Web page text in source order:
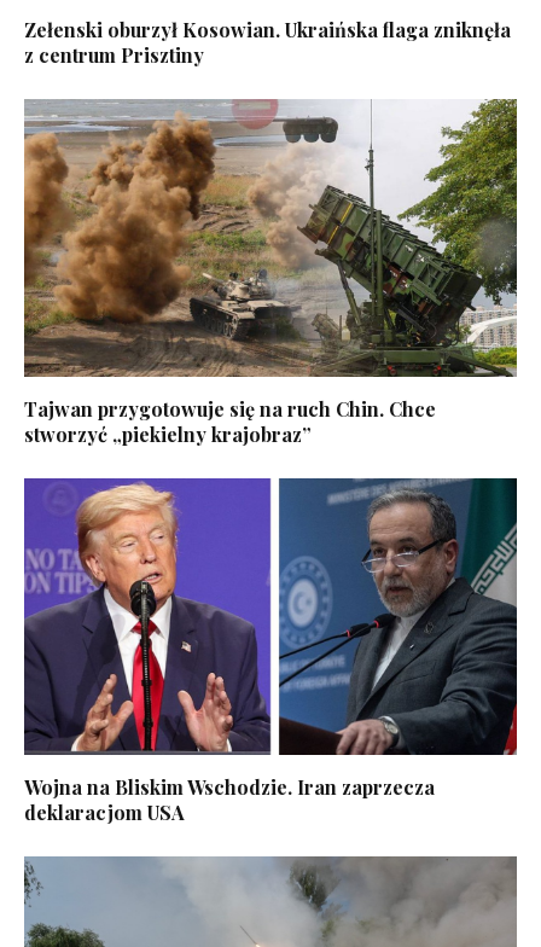
Zełenski oburzył Kosowian. Ukraińska flaga zniknęła
z centrum Prisztiny
Tajwan przygotowuje się na ruch Chin. Chce
stworzyć „piekielny krajobraz”
Wojna na Bliskim Wschodzie. Iran zaprzecza
deklaracjom USA